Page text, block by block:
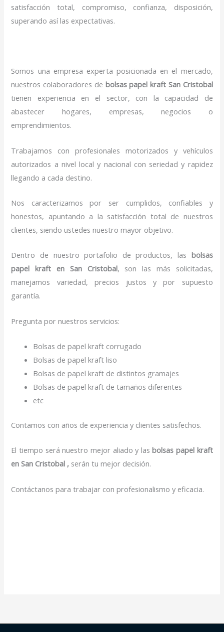
satisfacción total, compromiso, confianza, disposición,
superando así las expectativas.
Somos una empresa experta posicionada en el mercado,
nuestros colaboradores de bolsas papel kraft San Cristobal
tienen experiencia en el sector, con la capacidad de
abastecer hogares, empresas, negocios o
emprendimientos.
Trabajamos con profesionales motorizados y vehículos
autorizados a nivel local y nacional con seriedad y rapidez
llegando a cada destino.
Nos caracterizamos por ser cumplidos, confiables y
honestos, apuntando a la satisfacción total de nuestros
clientes, siendo ustedes nuestro mayor objetivo.
Dentro de nuestro portafolio de productos, las bolsas
papel kraft en San Cristobal, son las más solicitadas,
manejamos variedad, precios justos y por supuesto
garantía.
Pregunta por nuestros servicios:
Bolsas de papel kraft corrugado
Bolsas de papel kraft liso
Bolsas de papel kraft de distintos gramajes
Bolsas de papel kraft de tamaños diferentes
etc
Contamos con años de experiencia y clientes satisfechos.
El tiempo será nuestro mejor aliado y lasbolsas papel kraft
en San Cristobal , serán tu mejor decisión.
Contáctanos para trabajar con profesionalismo y eficacia.